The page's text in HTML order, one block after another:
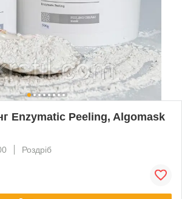
Enzymatic Peeling, Algomask
Роздріб